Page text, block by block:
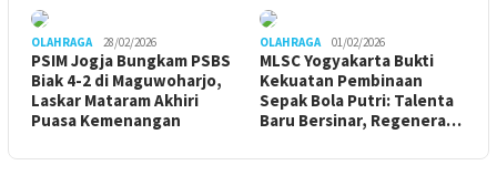
OLAHRAGA 28/02/2026
PSIM Jogja Bungkam PSBS
Biak 4-2 di Maguwoharjo,
Laskar Mataram Akhiri
Puasa Kemenangan
OLAHRAGA 01/02/2026
MLSC Yogyakarta Bukti
Kekuatan Pembinaan
Sepak Bola Putri: Talenta
Baru Bersinar, Regenera…